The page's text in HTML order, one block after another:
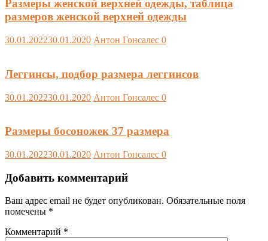
Размеры женской верхней одежды, таблица
размеров женской верхней одежды
30.01.202230.01.2020 Антон Гонсалес 0
Леггинсы, подбор размера леггинсов
30.01.202230.01.2020 Антон Гонсалес 0
Размеры босоножек 37 размера
30.01.202230.01.2020 Антон Гонсалес 0
Добавить комментарий
Ваш адрес email не будет опубликован. Обязательные поля
помечены *
Комментарий *